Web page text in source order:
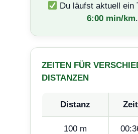
Du läufst aktuell ein
6:00 min/km.
ZEITEN FÜR
DISTANZEN
Distanz Zeit
100 m